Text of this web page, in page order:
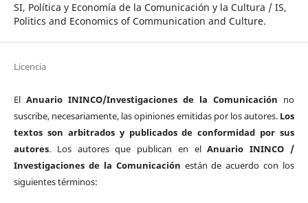
SI, Política y Economía de la Comunicación y la Cultura / IS,
Politics and Economics of Communication and Culture.
Licencia
El Anuario ININCO/Investigaciones de la Comunicación no
suscribe, necesariamente, las opiniones emitidas por los autores. Los
textos son arbitrados y publicados de conformidad por sus
autores. Los autores que publican en elAnuario ININCO /
Investigaciones de la Comunicación están de acuerdo con los
siguientes términos: